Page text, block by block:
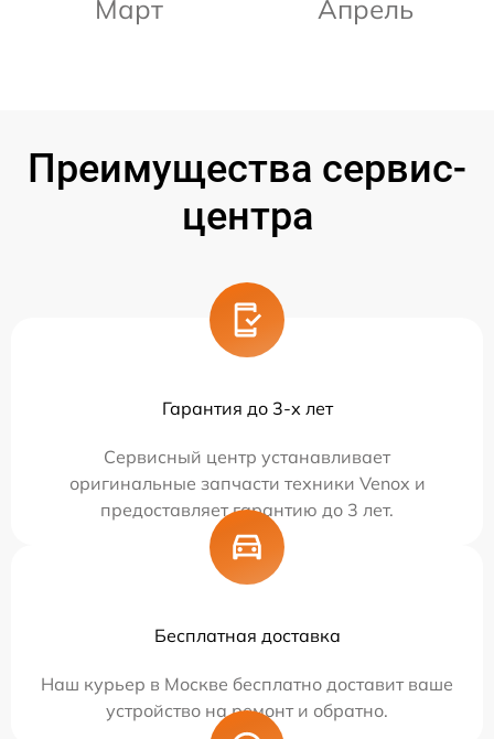
Март Апрель
Преимущества сервис-
центра
Гарантия до 3-х лет
Сервисный центр устанавливает
оригинальные запчасти техники Venox и
предоставляет гарантию до 3 лет.
Бесплатная доставка
Наш курьер в Москве бесплатно доставит ваше
устройство на ремонт и обратно.